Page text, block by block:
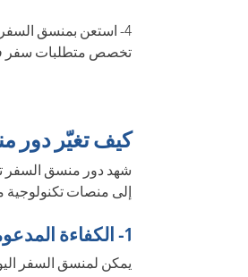
4- استعن بمنسق السفر
تخصص متطلبات سفر
كيف تغيّر دور
شهد دور منسق السفر
إلى منصات تكنولوجية
1- الكفاءة المدعومة بالتكنولوجيا:
يمكن لمنسق السفر